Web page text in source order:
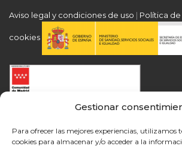
Gestionar
Para ofrecer las mejores experiencias, utilizamos
cookies para almacenar y/o acceder a la
Aviso legal y condiciones de uso | Política
cookies